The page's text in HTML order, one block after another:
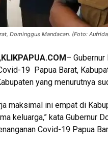
Dominggus Mandacan. (Foto:
–
19 Papua Barat,
yang menurutnya
maksimal ini empat di
keluarga,” kata Gubernur
Covid-19 Papua